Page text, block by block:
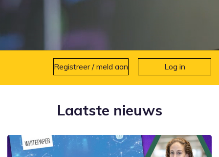
Registreer / meld aan Log in
Laatste nieuws